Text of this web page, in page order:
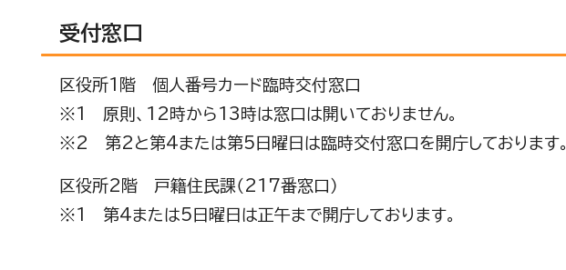
受付窓口
区役所1階 個人番号カード臨時交付窓口
※1 原則、12時から13時は窓口は開いておりません。
※2 第2と第4または第5日曜日は臨時交付窓口を開庁しております。
区役所2階 戸籍住民課（217番窓口）
※1 第4または5日曜日は正午まで開庁しております。